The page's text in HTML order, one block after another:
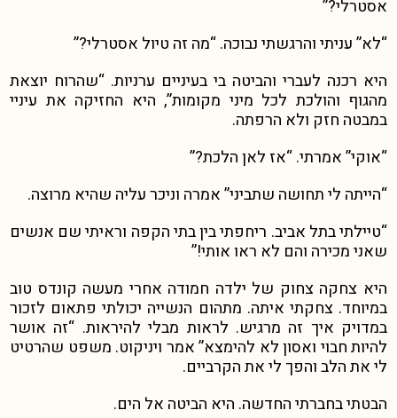
אסטרלי?”
“לא” עניתי והרגשתי נבוכה. “מה זה טיול אסטרלי?”
היא רכנה לעברי והביטה בי בעיניים ערניות. “שהרוח יוצאת
מהגוף והולכת לכל מיני מקומות”, היא החזיקה את עיניי
במבטה חזק ולא הרפתה.
“אוקי” אמרתי. “אז לאן הלכת?”
“הייתה לי תחושה שתביני” אמרה וניכר עליה שהיא מרוצה.
“טיילתי בתל אביב. ריחפתי בין בתי הקפה וראיתי שם אנשים
שאני מכירה והם לא ראו אותי!”
היא צחקה צחוק של ילדה חמודה אחרי מעשה קונדס טוב
במיוחד. צחקתי איתה. מתהום הנשייה יכולתי פתאום לזכור
במדויק איך זה מרגיש. לראות מבלי להיראות. “זה אושר
להיות חבוי ואסון לא להימצא” אמר ויניקוט. משפט שהרטיט
לי את הלב והפך לי את הקרביים.
הבטתי בחברתי החדשה. היא הביטה אל הים.